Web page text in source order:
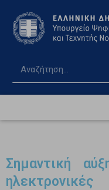
Σημαντική